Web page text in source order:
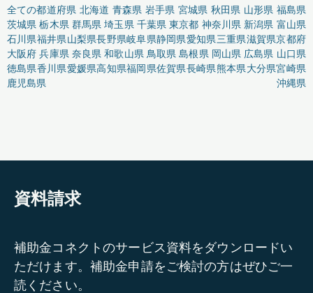
全ての都道府県 北海道 青森県 岩手県 宮城県 秋田県 山形県 福島県
茨城県 栃木県 群馬県 埼玉県 千葉県 東京都 神奈川県 新潟県 富山県
石川県福井県山梨県長野県岐阜県静岡県愛知県三重県滋賀県京都府
大阪府 兵庫県 奈良県 和歌山県 鳥取県 島根県 岡山県 広島県 山口県
徳島県香川県愛媛県高知県福岡県佐賀県長崎県熊本県大分県宮崎県
鹿児島県
沖縄県
資料請求
補助金コネクトのサービス資料をダウンロードい
ただけます。補助金申請をご検討の方はぜひご一
読ください。